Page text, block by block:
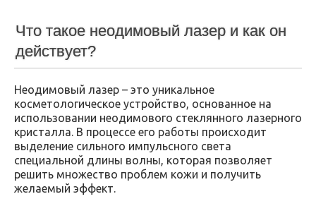
Что такое неодимовый лазер и как он
действует?
Неодимовый лазер – это уникальное
косметологическое устройство, основанное на
использовании неодимового стеклянного лазерного
кристалла. В процессе его работы происходит
выделение сильного импульсного света
специальной длины волны, которая позволяет
решить множество проблем кожи и получить
желаемый эффект.